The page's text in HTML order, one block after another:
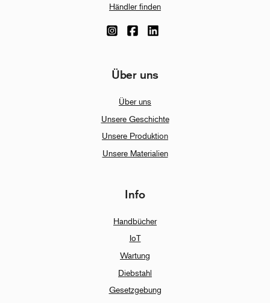
Händler finden
Über uns
Über uns
Unsere Geschichte
Unsere Produktion
Unsere Materialien
Info
Handbücher
IoT
Wartung
Diebstahl
Gesetzgebung